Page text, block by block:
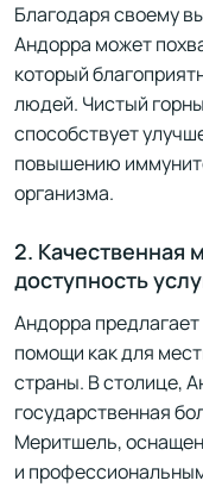
Благодаря своему
Андорра может
который
людей. Чистый
способствует
повышению
организма.
2. Качественная
доступность
Андорра
помощи как для
страны. В столице,
государственная
Меритшель,
и